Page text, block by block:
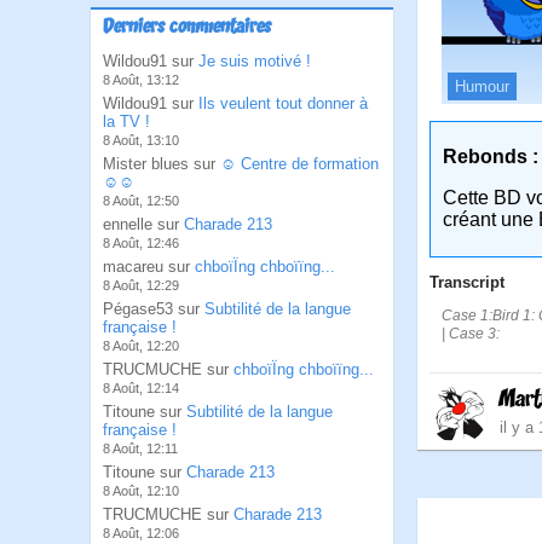
Derniers commentaires
Wildou91 sur Je suis motivé !
8 Août, 13:12
Wildou91 sur
Ils veulent tout donner à
la TV !
8 Août, 13:10
Mister blues sur ☺ Centre de formation
☺☺
8 Août, 12:50
ennelle sur Charade 213
8 Août, 12:46
macareu sur chboïÏng chboïïng...
8 Août, 12:29
Pégase53 sur Subtilité de la langue
française !
8 Août, 12:20
TRUCMUCHE sur chboïÏng chboïïng...
8 Août, 12:14
Titoune sur Subtilité de la langue
française !
8 Août, 12:11
Titoune sur Charade 213
8 Août, 12:10
TRUCMUCHE sur Charade 213
8 Août, 12:06
Humour
Rebonds :
Cette BD
créant une
Transcript
Case 1:Bird 1:
| Case 3:
il y a